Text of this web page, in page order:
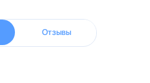
Отзывы